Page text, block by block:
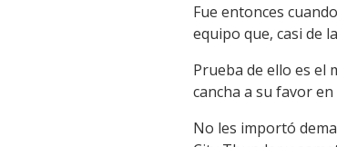
Fue entonces
equipo que, casi de
Prueba de ello es el
cancha a su favor
No les importó